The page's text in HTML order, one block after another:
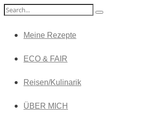
Meine Rezepte
ECO & FAIR
Reisen/Kulinarik
ÜBER MICH